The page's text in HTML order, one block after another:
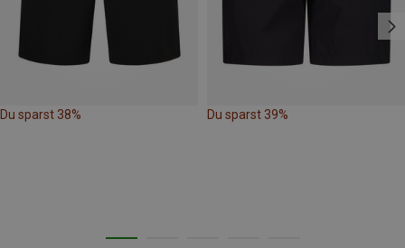
Du sparst 38% Du sparst 39%